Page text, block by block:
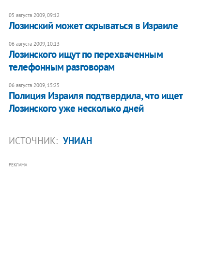
05 августа 2009, 09:12
Лозинский может скрываться в Израиле
06 августа 2009, 10:13
Лозинского ищут по перехваченным
телефонным разговорам
06 августа 2009, 15:25
Полиция Израиля подтвердила, что ищет
Лозинского уже несколько дней
ИСТОЧНИК: УНИАН
РЕКЛАМА